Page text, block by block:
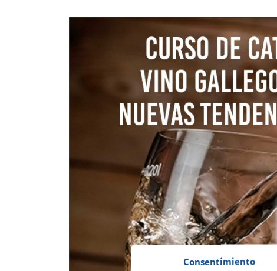
Consentimiento